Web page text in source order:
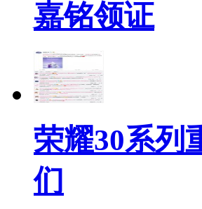
嘉铭领证
荣耀30系列
们